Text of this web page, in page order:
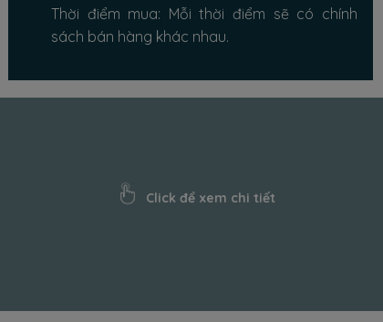
Thời điểm mua: Mỗi thời điểm sẽ có chính
sách bán hàng khác nhau.
Click để xem chi tiết